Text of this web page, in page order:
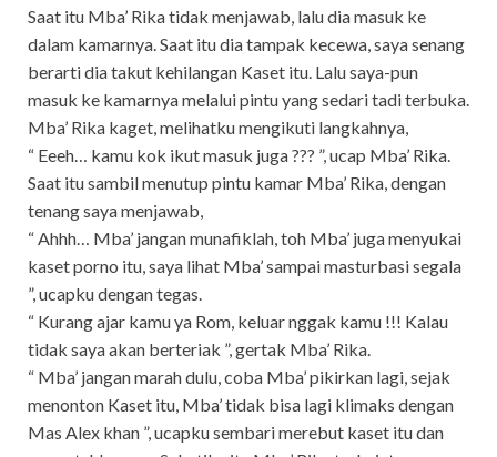
Saat itu Mba’ Rika tidak menjawab, lalu dia masuk ke
dalam kamarnya. Saat itu dia tampak kecewa, saya senang
berarti dia takut kehilangan Kaset itu. Lalu saya-pun
masuk ke kamarnya melalui pintu yang sedari tadi terbuka.
Mba’ Rika kaget, melihatku mengikuti langkahnya,
“ Eeeh… kamu kok ikut masuk juga ??? ”, ucap Mba’ Rika.
Saat itu sambil menutup pintu kamar Mba’ Rika, dengan
tenang saya menjawab,
“ Ahhh… Mba’ jangan munafiklah, toh Mba’ juga menyukai
kaset porno itu, saya lihat Mba’ sampai masturbasi segala
”, ucapku dengan tegas.
“ Kurang ajar kamu ya Rom, keluar nggak kamu !!! Kalau
tidak saya akan berteriak ”, gertak Mba’ Rika.
“ Mba’ jangan marah dulu, coba Mba’ pikirkan lagi, sejak
menonton Kaset itu, Mba’ tidak bisa lagi klimaks dengan
Mas Alex khan ”, ucapku sembari merebut kaset itu dan